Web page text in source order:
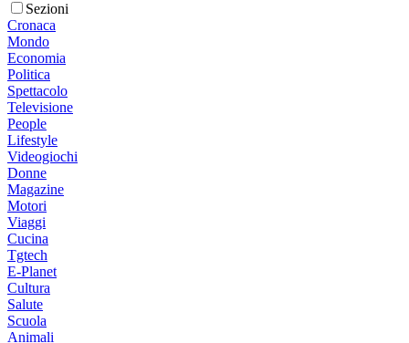
Sezioni
Cronaca
Mondo
Economia
Politica
Spettacolo
Televisione
People
Lifestyle
Videogiochi
Donne
Magazine
Motori
Viaggi
Cucina
Tgtech
E-Planet
Cultura
Salute
Scuola
Animali